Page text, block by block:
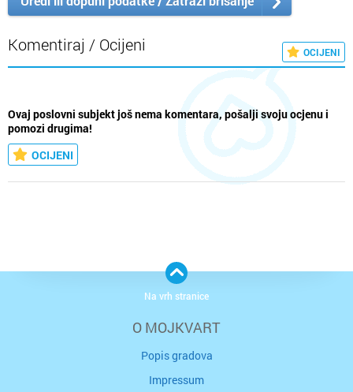
Komentiraj / Ocijeni OCIJENI
Ovaj poslovni subjekt još nema komentara, pošalji svoju ocjenu i
pomozi drugima!
OCIJENI
O MOJKVART
Popis gradova
Impressum
Na vrh stranice